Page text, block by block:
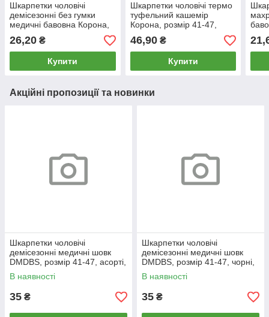
Шкарпетки чоловічі
демісезонні без гумки
медичні бавовна Корона,
розмір 41-47, чорні, 1072-
2
26,20 ₴
Купити
Шкарпетки чоловічі термо
туфельний кашемір
Корона, розмір 41-47,
асорті, 221-2
46,90₴
Купити
45,
Акційні пропозиції та новинки
Шкарпетки чоловічі
демісезонні медичні шовк
DMDBS, розмір 41-47, асорті,
811
В наявності
35 ₴
Шкарпетки чоловічі
демісезонні медичні шовк
DMDBS, розмір 41-47, чорні,
810
В наявності
35 ₴